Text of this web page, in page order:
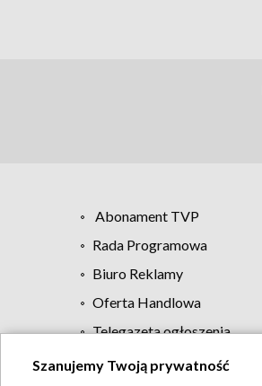
Abonament TVP
Rada Programowa
Biuro Reklamy
Oferta Handlowa
Telegazeta ogłoszenia
Szanujemy Twoją prywatność